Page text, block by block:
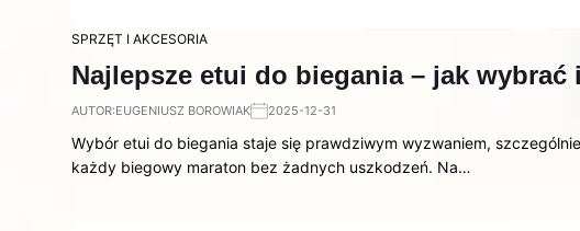
SPRZĘT I AKCESORIA
Najlepsze etui do biegania – jak wybrać
AUTOR:EUGENIUSZ BOROWIAK 2025-12-31
Wybór etui do biegania staje się prawdziwym wyzwaniem,
każdy biegowy maraton bez żadnych uszkodzeń. Na…